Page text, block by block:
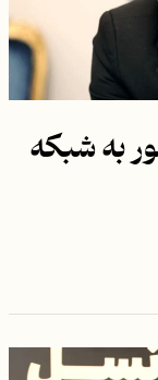
به شبکه